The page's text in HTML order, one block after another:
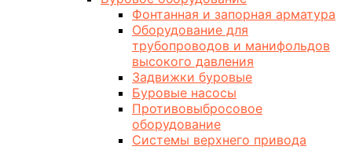
Фонтанная и запорная арматура
Оборудование для
трубопроводов и манифольдов
высокого давления
Задвижки буровые
Буровые насосы
Противовыбросовое
оборудование
Системы верхнего привода